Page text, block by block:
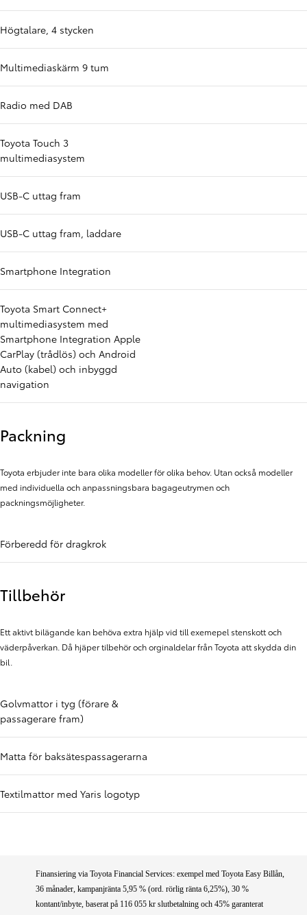
Högtalare, 4 stycken
Multimediaskärm 9 tum
Radio med DAB
Toyota Touch 3
multimediasystem
USB-C uttag fram
USB-C uttag fram, laddare
Smartphone Integration
Toyota Smart Connect+
multimediasystem med
Smartphone Integration Apple
CarPlay (trådlös) och Android
Auto (kabel) och inbyggd
navigation
Packning
Toyota erbjuder inte bara olika modeller för olika behov. Utan också modeller
med individuella och anpassningsbara bagageutrymen och
packningsmöjligheter.
Förberedd för dragkrok
Tillbehör
Ett aktivt bilägande kan behöva extra hjälp vid till exemepel stenskott och
väderpåverkan. Då hjäper tilbehör och orginaldelar från Toyota att skydda din
bil.
Golvmattor i tyg (förare &
passagerare fram)
Matta för baksätespassagerarna
Textilmattor med Yaris logotyp
Finansiering via Toyota Financial Services: exempel med Toyota Easy Billån,
36 månader, kampanjränta 5,95 % (ord. rörlig ränta 6,25%), 30 %
kontant/inbyte, baserat på 116 055 kr slutbetalning och 45% garanterat